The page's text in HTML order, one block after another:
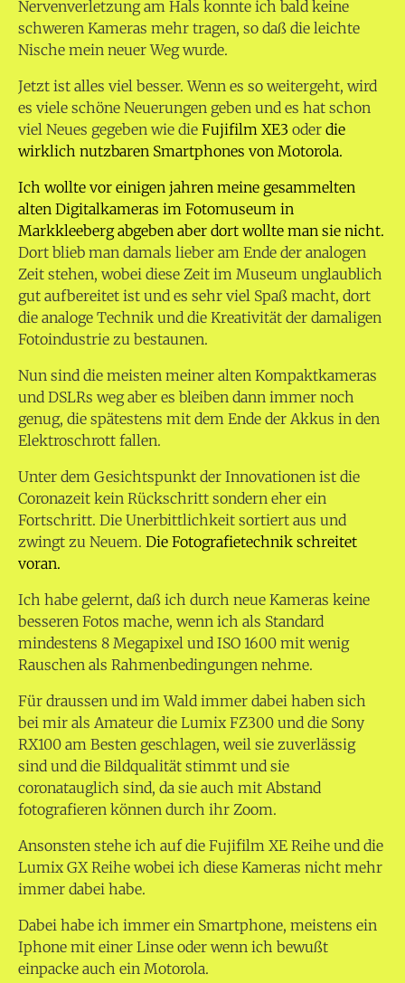
Nervenverletzung am Hals konnte ich bald keine
schweren Kameras mehr tragen, so daß die leichte
Nische mein neuer Weg wurde.
Jetzt ist alles viel besser. Wenn es so weitergeht, wird
es viele schöne Neuerungen geben und es hat schon
viel Neues gegeben wie die Fujifilm XE3 oder die
wirklich nutzbaren Smartphones von Motorola.
Ich wollte vor einigen jahren meine gesammelten
alten Digitalkameras im Fotomuseum in
Markkleeberg abgeben aber dort wollte man sie nicht.
Dort blieb man damals lieber am Ende der analogen
Zeit stehen, wobei diese Zeit im Museum unglaublich
gut aufbereitet ist und es sehr viel Spaß macht, dort
die analoge Technik und die Kreativität der damaligen
Fotoindustrie zu bestaunen.
Nun sind die meisten meiner alten Kompaktkameras
und DSLRs weg aber es bleiben dann immer noch
genug, die spätestens mit dem Ende der Akkus in den
Elektroschrott fallen.
Unter dem Gesichtspunkt der Innovationen ist die
Coronazeit kein Rückschritt sondern eher ein
Fortschritt. Die Unerbittlichkeit sortiert aus und
zwingt zu Neuem. Die Fotografietechnik schreitet
voran.
Ich habe gelernt, daß ich durch neue Kameras keine
besseren Fotos mache, wenn ich als Standard
mindestens 8 Megapixel und ISO 1600 mit wenig
Rauschen als Rahmenbedingungen nehme.
Für draussen und im Wald immer dabei haben sich
bei mir als Amateur die Lumix FZ300 und die Sony
RX100 am Besten geschlagen, weil sie zuverlässig
sind und die Bildqualität stimmt und sie
coronatauglich sind, da sie auch mit Abstand
fotografieren können durch ihr Zoom.
Ansonsten stehe ich auf die Fujifilm XE Reihe und die
Lumix GX Reihe wobei ich diese Kameras nicht mehr
immer dabei habe.
Dabei habe ich immer ein Smartphone, meistens ein
Iphone mit einer Linse oder wenn ich bewußt
einpacke auch ein Motorola.